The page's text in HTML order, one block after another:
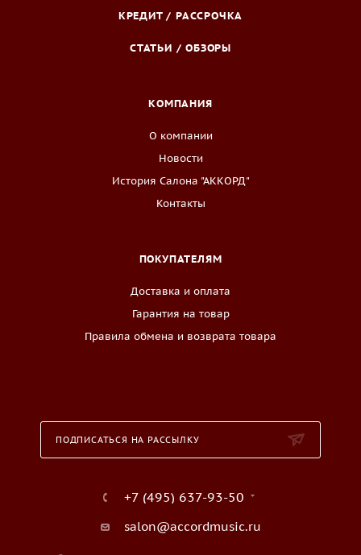
КРЕДИТ / РАССРОЧКА
СТАТЬИ / ОБЗОРЫ
КОМПАНИЯ
О компании
Новости
История Салона "АККОРД"
Контакты
ПОКУПАТЕЛЯМ
Доставка и оплата
Гарантия на товар
Правила обмена и возврата товара
ПОДПИСАТЬСЯ НА РАССЫЛКУ
+7 (495) 637-93-50
salon@accordmusic.ru